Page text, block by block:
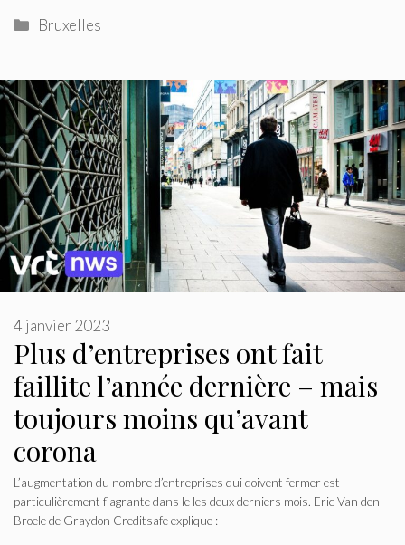
Catégories
Bruxelles
Plus d’entreprises ont fait
faillite l’année dernière – mais
toujours moins qu’avant
corona
4 janvier 2023
L’augmentation du nombre d’entreprises qui doivent fermer est
particulièrement flagrante dans le les deux derniers mois. Eric Van den
Broele de Graydon Creditsafe explique :